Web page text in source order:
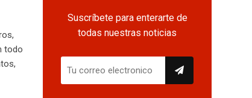
todo
Suscríbete para enterarte de
todas nuestras noticias